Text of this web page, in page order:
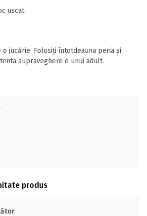
uscat.
jucărie. Folosiți întotdeauna peria și
supraveghere e unui adult.
produs